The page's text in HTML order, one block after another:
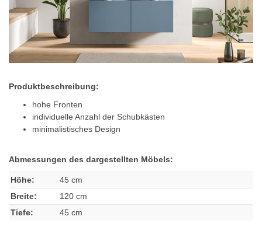
Produktbeschreibung:
hohe Fronten
individuelle Anzahl der Schubkästen
minimalistisches Design
Abmessungen des dargestellten Möbels:
Höhe:
45 cm
Breite:
120 cm
Tiefe:
45 cm